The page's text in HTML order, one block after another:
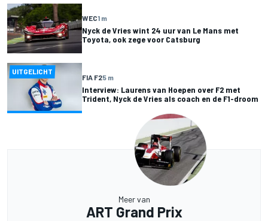
WEC1 m
Nyck de Vries wint 24 uur van Le Mans met
Toyota, ook zege voor Catsburg
UITGELICHT
FIA F25 m
Interview: Laurens van Hoepen over F2 met
Trident, Nyck de Vries als coach en de F1-droom
Meer van
ART Grand Prix